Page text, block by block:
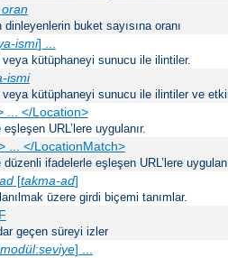
oran
dinleyenlerin buket sayısına oranı
ismi] ...
veya kütüphaneyi sunucu ile ilintiler.
ismi
veya kütüphaneyi sunucu ile ilintiler ve
... </Location>
URL’lere uygulanır.
... </LocationMatch>
ifadelerle eşleşen URL’lere
[takma-ad]
üzere girdi biçemi tanımlar.
geçen süreyi izler
modül:seviye] ...